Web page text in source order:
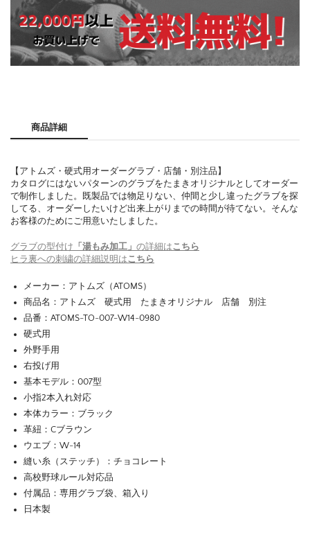
商品詳細
【アトムズ・硬式用オーダーグラブ・店舗・別注品】
カタログにはないパターンのグラブをたまきオリジナルとしてオーダー
で制作しました。既製品では物足りない、仲間と少し違ったグラブを探
してる、オーダーしたいけど出来上がりまでの時間が待てない。そんな
お客様のためにご用意いたしました。
グラブの型付け 「湯もみ加工」 の詳細はこちら
ヒラ裏への刺繍の詳細説明はこちら
メーカー：アトムズ（ATOMS）
商品名：アトムズ 硬式用 たまきオリジナル 店舗 別注
品番：ATOMS-TO-007-W14-0980
硬式用
外野手用
右投げ用
基本モデル：007型
小指2本入れ対応
本体カラー：ブラック
革紐：Cブラウン
ウエブ：W-14
縫い糸（ステッチ）：チョコレート
高校野球ルール対応品
付属品：専用グラブ袋、箱入り
日本製